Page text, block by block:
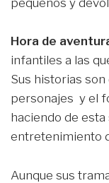
pequeños y
Hora de
infantiles a las
Sus historias
personajes y el
haciendo de
entretenimiento
Aunque sus